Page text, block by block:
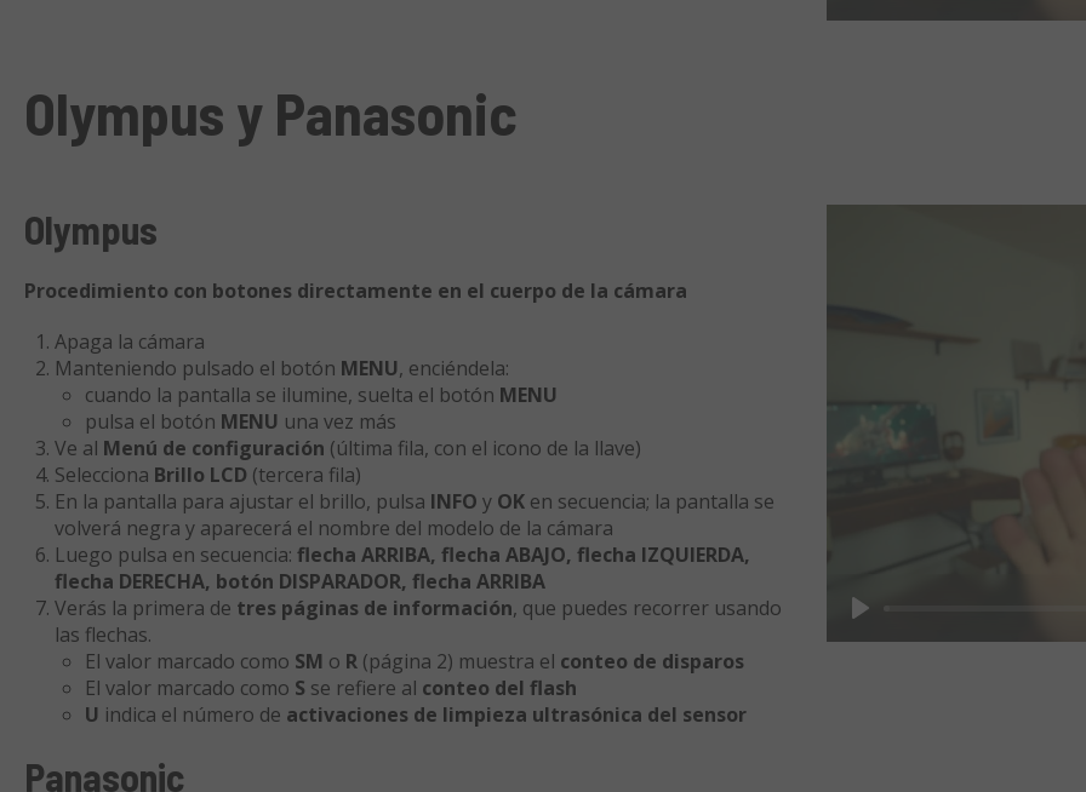
Play
Olympus y Panasonic
Olympus
Procedimiento con botones directamente en el cuerpo de la cámara
Apaga la cámara
Manteniendo pulsado el botón MENU, enciéndela:
cuando la pantalla se ilumine, suelta el botón MENU
pulsa el botón MENU una vez más
Ve al Menú de configuración (última fila, con el icono de la llave)
Selecciona Brillo LCD (tercera fila)
En la pantalla para ajustar el brillo, pulsa INFO y OK en secuencia; la pantalla se
volverá negra y aparecerá el nombre del modelo de la cámara
Luego pulsa en secuencia: flecha ARRIBA, flecha ABAJO, flecha IZQUIERDA,
flecha DERECHA, botón DISPARADOR, flecha ARRIBA
Verás la primera de tres páginas de información, que puedes recorrer usando
las flechas.
El valor marcado como SM o R (página 2) muestra el conteo de disparos
El valor marcado como S se refiere al conteo del flash
U indica el número de activaciones de limpieza ultrasónica del sensor
Panasonic
Play